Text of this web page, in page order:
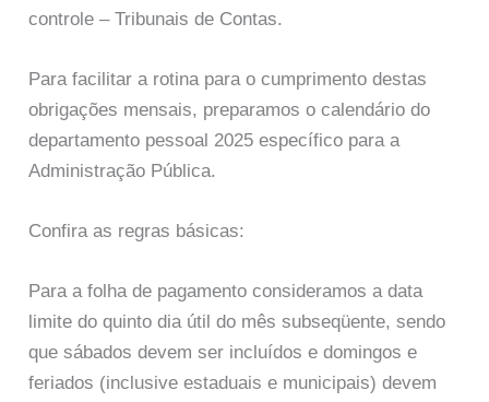
controle – Tribunais de Contas.
Para facilitar a rotina para o cumprimento destas
obrigações mensais, preparamos o calendário do
departamento pessoal 2025 específico para a
Administração Pública.
Confira as regras básicas:
Para a folha de pagamento consideramos a data
limite do quinto dia útil do mês subseqüente, sendo
que sábados devem ser incluídos e domingos e
feriados (inclusive estaduais e municipais) devem